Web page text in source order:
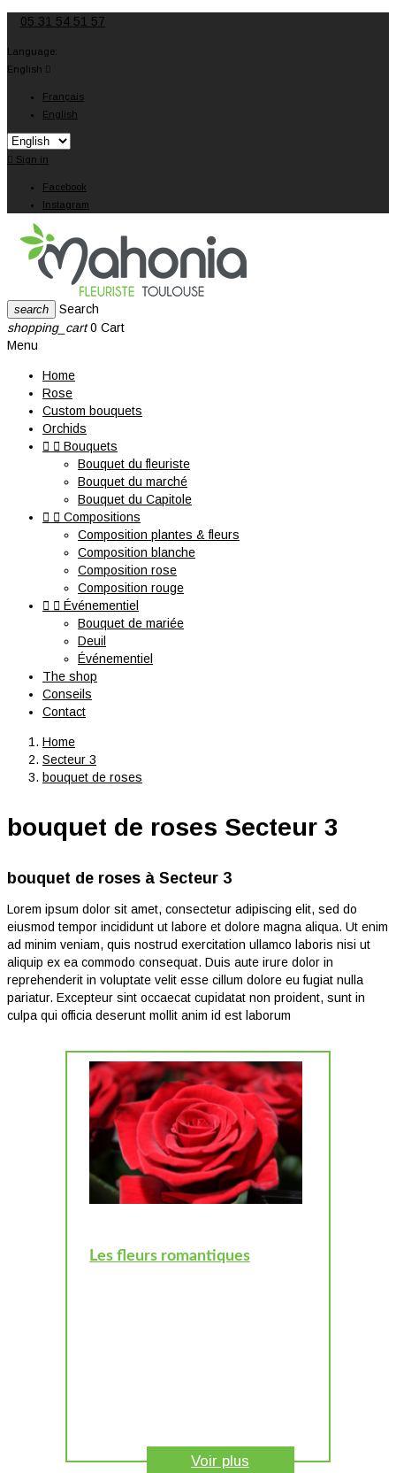
05 31 54 51 57
Language:
English 
Français
English
 Sign in
Facebook
Instagram
search
Search
shopping_cart 0 Cart
Menu
Home
Rose
Custom bouquets
Orchids
  Bouquets
Bouquet du fleuriste
Bouquet du marché
Bouquet du Capitole
  Compositions
Composition plantes & fleurs
Composition blanche
Composition rose
Composition rouge
  Événementiel
Bouquet de mariée
Deuil
Événementiel
The shop
Conseils
Contact
Home
Secteur 3
bouquet de roses
bouquet de roses Secteur 3
bouquet de roses à Secteur 3
Lorem ipsum dolor sit amet, consectetur adipiscing elit, sed do
eiusmod tempor incididunt ut labore et dolore magna aliqua. Ut enim
ad minim veniam, quis nostrud exercitation ullamco laboris nisi ut
aliquip ex ea commodo consequat. Duis aute irure dolor in
reprehenderit in voluptate velit esse cillum dolore eu fugiat nulla
pariatur. Excepteur sint occaecat cupidatat non proident, sunt in
culpa qui officia deserunt mollit anim id est laborum
Les fleurs romantiques
Voir plus